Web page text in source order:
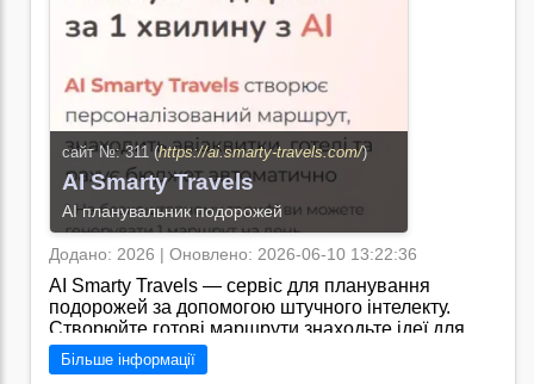
сайт №: 311 (https://ai.smarty-travels.com/)
AI Smarty Travels
AI планувальник подорожей
Додано: 2026 | Оновлено: 2026-06-10 13:22:36
AI Smarty Travels — сервіс для планування
подорожей за допомогою штучного інтелекту.
Створюйте готові маршрути знаходьте ідеї для
подорожей плануйте бюджет та отримуйте
корисні туристичні поради в одному місці./
Більше інформації